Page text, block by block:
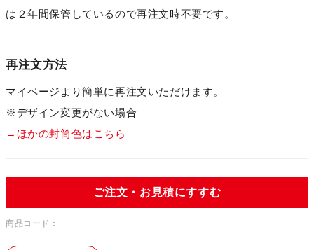
は２年間保管しているので再注文時不要です。
再注文方法
マイページより簡単に再注文いただけます。
※デザイン変更がない場合
→ほかの封筒色はこちら
ご注文・お見積にすすむ
商品コード：